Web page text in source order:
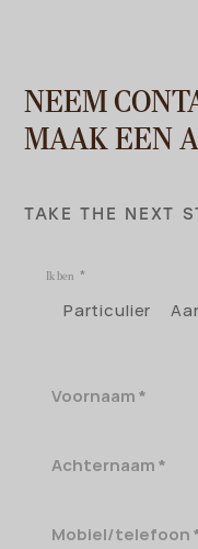
NEEM
MAAK EEN
TAKE THE NEXT
Ik ben
Particulier
Voornaam
Achternaam
Mobiel/telefoon